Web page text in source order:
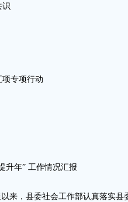
识
专项行动
升年” 工作情况汇报
来，县委社会工作部认真落实